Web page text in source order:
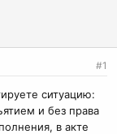
#1
ситуацию:
и без права
в акте